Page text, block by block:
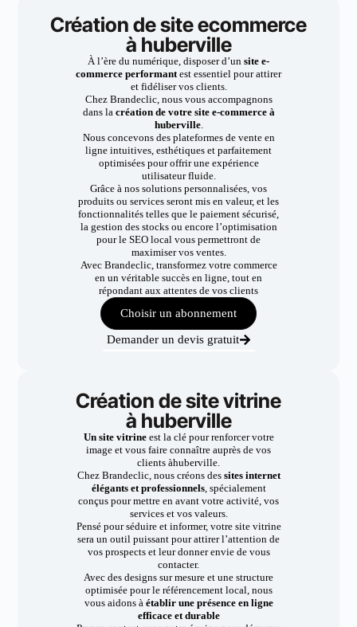
Création de site ecommerce
à huberville
À l’ère du numérique, disposer d’un site e-
commerce performantest essentiel pour attirer
et fidéliser vos clients.
Chez Brandeclic, nous vous accompagnons
dans la création de votre site e-commerce à
huberville.
Nous concevons des plateformes de vente en
ligne intuitives, esthétiques et parfaitement
optimisées pour offrir une expérience
utilisateur fluide.
Grâce à nos solutions personnalisées, vos
produits ou services seront mis en valeur, et les
fonctionnalités telles que le paiement sécurisé,
la gestion des stocks ou encore l’optimisation
pour le SEO local vous permettront de
maximiser vos ventes.
Avec Brandeclic, transformez votre commerce
en un véritable succès en ligne, tout en
répondant aux attentes de vos clients
Choisir un abonnement
Demander un devis gratuit
Création de site vitrine
à huberville
Un site vitrineest la clé pour renforcer votre
image et vous faire connaître auprès de vos
clients àhuberville.
Chez Brandeclic, nous créons dessites internet
élégants et professionnels, spécialement
conçus pour mettre en avant votre activité, vos
services et vos valeurs.
Pensé pour séduire et informer, votre site vitrine
sera un outil puissant pour attirer l’attention de
vos prospects et leur donner envie de vous
contacter.
Avec des designs sur mesure et une structure
optimisée pour le référencement local, nous
vous aidons à établir une présence en ligne
efficace et durable